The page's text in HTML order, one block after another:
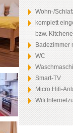
Wohn-/
komplett
bzw.
Badezimmer
WC
Smart-TV
Micro Hifi-
Wifi